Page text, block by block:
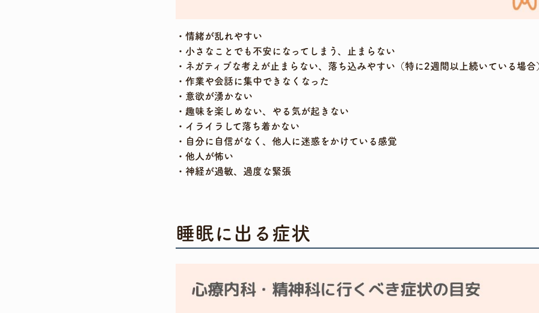
情緒が乱れやすい
小さなことでも不安になってしまう、止まらない
ネガティブな考えが止まらない、落ち込みやすい（特に2週間以上続いている場合
作業や会話に集中できなくなった
意欲が湧かない
趣味を楽しめない、やる気が起きない
イライラして落ち着かない
自分に自信がなく、他人に迷惑をかけている感覚
他人が怖い
神経が過敏、過度な緊張
睡眠に出る症状